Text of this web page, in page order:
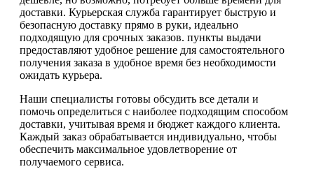
доставки. Курьерская служба гарантирует быструю и
безопасную доставку прямо в руки, идеально
подходящую для срочных заказов. пункты выдачи
предоставляют удобное решение для самостоятельного
получения заказа в удобное время без необходимости
ожидать курьера.
Наши специалисты готовы обсудить все детали и
помочь определиться с наиболее подходящим способом
доставки, учитывая время и бюджет каждого клиента.
Каждый заказ обрабатывается индивидуально, чтобы
обеспечить максимальное удовлетворение от
получаемого сервиса.